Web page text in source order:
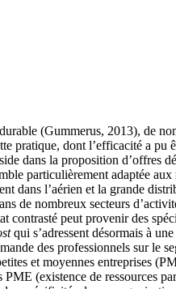
(Gummerus, 2013), de
pratique, dont l’efficacité a
dans la proposition d’offres
particulièrement adaptée
dans l’aérien et la grande
de nombreux secteurs
peut provenir des
qui s’adressent désormais à
des professionnels sur le
et moyennes entreprises
PME (existence de ressources